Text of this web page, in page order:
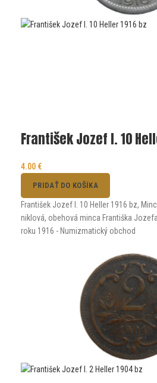
František Jozef I. 10
4.00 €
PRIDAŤ DO KOŠÍKA
František Jozef I. 10 Heller 1916 bz,
niklová, obehová minca Františka
roku 1916 - Numizmatický obchod